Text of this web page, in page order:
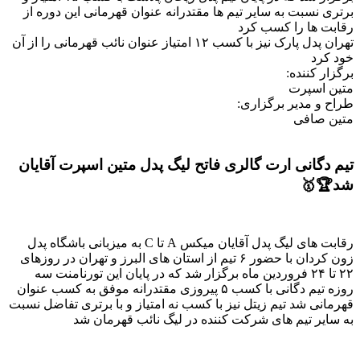
برتری نسبت به سایر تیم ها مقتدرانه عنوان قهرمانی این دوره از
رقابت ها را کسب کرد
تهران پدل پارک نیز با کسب ۱۲ امتیاز عنوان نائب قهرمانی را از آن
خود کرد
برگزار کننده:
متین اسپرت
طراح و مدیر برگزاری:
متین صافی
تیم دگانی ارت گالری فاتح لیگ پدل متین اسپرت آقایان
شد🏆🥇
رقابت های لیگ پدل آقایان میکس A تا C به میزبانی باشگاه پدل
زون کردان با حضور ۶ تیم از استان های البرز و تهران در روزهای
۲۲ تا ۲۴ فروردین ماه برگزار شد که در پایان این تورنامنت سه
روزه تیم دگانی با کسب ۵ پیروزی مقتدرانه موفق به کسب عنوان
قهرمانی شد تیم زیتل نیز با کسب نه امتیاز و با برتری تفاضل نسبت
به سایر تیم های شرکت کننده در لیگ نائب قهرمان شد